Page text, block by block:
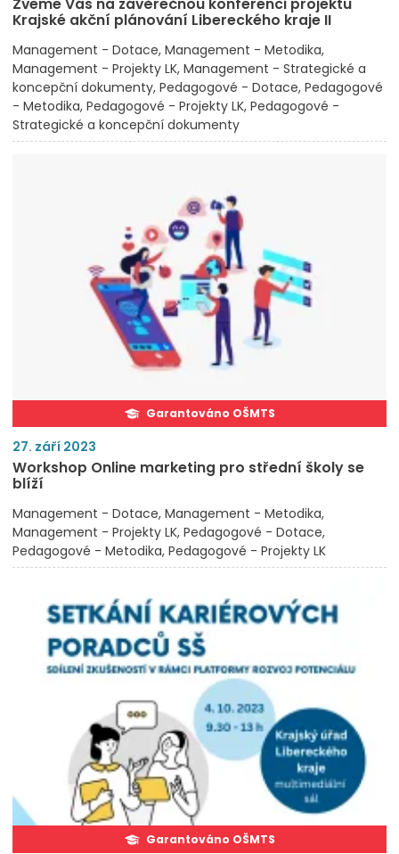
Zveme Vás na závěrečnou konferenci projektu
Krajské akční plánování Libereckého kraje II
Management - Dotace Management - Metodika
Management - Projekty LK Management - Strategické a
koncepční dokumenty Pedagogové - Dotace Pedagogové
- Metodika Pedagogové - Projekty LK Pedagogové -
Strategické a koncepční dokumenty
Garantováno OŠMTS
27. září 2023
Workshop Online marketing pro střední školy se
blíží
Management - Dotace Management - Metodika
Management - Projekty LK Pedagogové - Dotace
Pedagogové - Metodika Pedagogové - Projekty LK
Garantováno OŠMTS